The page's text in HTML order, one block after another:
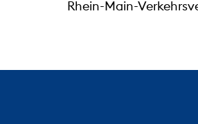
Rhein-Main-